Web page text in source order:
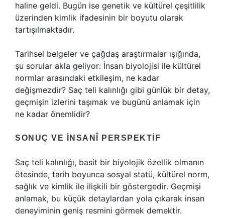
haline geldi. Bugün ise genetik ve kültürel çeşitlilik
üzerinden kimlik ifadesinin bir boyutu olarak
tartışılmaktadır.
Tarihsel belgeler ve çağdaş araştırmalar ışığında,
şu sorular akla geliyor: İnsan biyolojisi ile kültürel
normlar arasındaki etkileşim, ne kadar
değişmezdir? Saç teli kalınlığı gibi günlük bir detay,
geçmişin izlerini taşımak ve bugünü anlamak için
ne kadar önemlidir?
SONUÇ VE İNSANÎ PERSPEKTIF
Saç teli kalınlığı, basit bir biyolojik özellik olmanın
ötesinde, tarih boyunca sosyal statü, kültürel norm,
sağlık ve kimlik ile ilişkili bir göstergedir. Geçmişi
anlamak, bu küçük detaylardan yola çıkarak insan
deneyiminin geniş resmini görmek demektir.